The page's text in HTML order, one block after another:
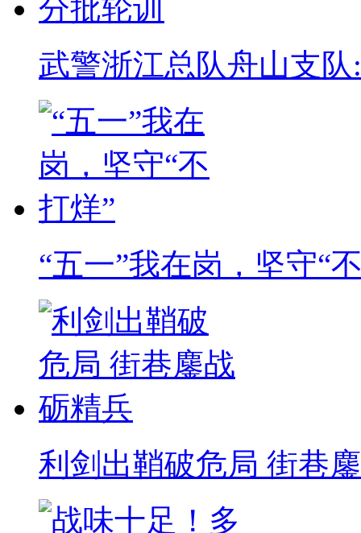
武警浙江总队舟山支
“五一”我在岗，坚守“
利剑出鞘破危局 街巷